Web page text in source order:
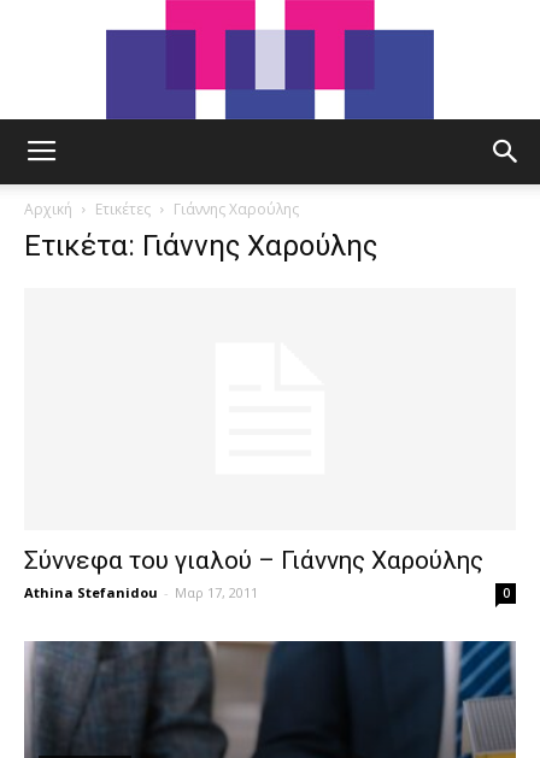
Αρχική Ετικέτες Γιάννης Χαρούλης
Ετικέτα: Γιάννης Χαρούλης
Σύννεφα του γιαλού – Γιάννης Χαρούλης
Athina Stefanidou - Μαρ 17, 2011 0